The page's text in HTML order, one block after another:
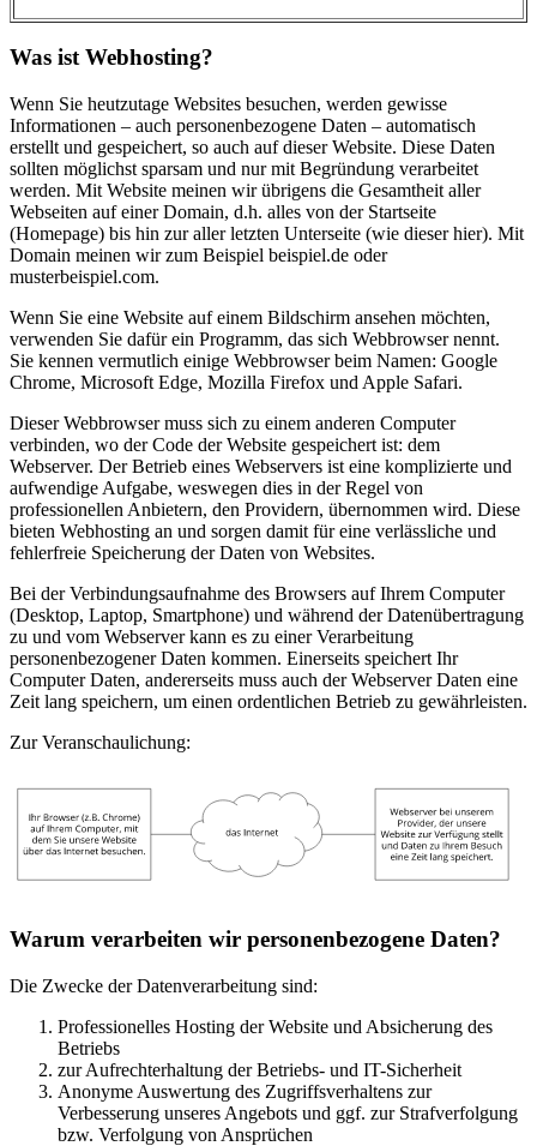
Was ist Webhosting?
Wenn Sie heutzutage Websites besuchen, werden gewisse
Informationen – auch personenbezogene Daten – automatisch
erstellt und gespeichert, so auch auf dieser Website. Diese Daten
sollten möglichst sparsam und nur mit Begründung verarbeitet
werden. Mit Website meinen wir übrigens die Gesamtheit aller
Webseiten auf einer Domain, d.h. alles von der Startseite
(Homepage) bis hin zur aller letzten Unterseite (wie dieser hier). Mit
Domain meinen wir zum Beispiel beispiel.de oder
musterbeispiel.com.
Wenn Sie eine Website auf einem Bildschirm ansehen möchten,
verwenden Sie dafür ein Programm, das sich Webbrowser nennt.
Sie kennen vermutlich einige Webbrowser beim Namen: Google
Chrome, Microsoft Edge, Mozilla Firefox und Apple Safari.
Dieser Webbrowser muss sich zu einem anderen Computer
verbinden, wo der Code der Website gespeichert ist: dem
Webserver. Der Betrieb eines Webservers ist eine komplizierte und
aufwendige Aufgabe, weswegen dies in der Regel von
professionellen Anbietern, den Providern, übernommen wird. Diese
bieten Webhosting an und sorgen damit für eine verlässliche und
fehlerfreie Speicherung der Daten von Websites.
Bei der Verbindungsaufnahme des Browsers auf Ihrem Computer
(Desktop, Laptop, Smartphone) und während der Datenübertragung
zu und vom Webserver kann es zu einer Verarbeitung
personenbezogener Daten kommen. Einerseits speichert Ihr
Computer Daten, andererseits muss auch der Webserver Daten eine
Zeit lang speichern, um einen ordentlichen Betrieb zu gewährleisten.
Zur Veranschaulichung:
Warum verarbeiten wir personenbezogene Daten?
Die Zwecke der Datenverarbeitung sind:
Professionelles Hosting der Website und Absicherung des
Betriebs
zur Aufrechterhaltung der Betriebs- und IT-Sicherheit
Anonyme Auswertung des Zugriffsverhaltens zur
Verbesserung unseres Angebots und ggf. zur Strafverfolgung
bzw. Verfolgung von Ansprüchen